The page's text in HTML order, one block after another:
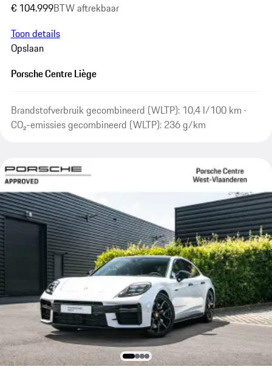
€ 104.999BTW aftrekbaar
Toon details
Opslaan
Porsche Centre Liège
Brandstofverbruik gecombineerd (WLTP): 10,4 l/100 km ·
CO₂-emissies gecombineerd (WLTP): 236 g/km